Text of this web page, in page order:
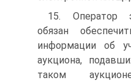
15. Оператор
обязан
информации об
аукциона,
таком